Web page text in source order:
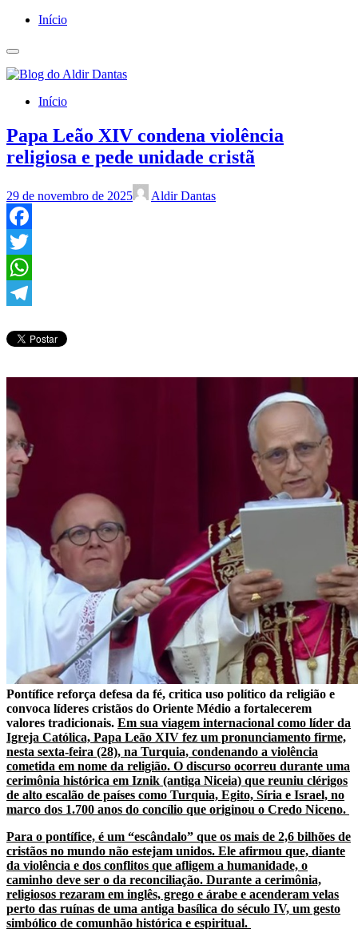
Início
Início
Papa Leão XIV condena violência
religiosa e pede unidade cristã
29 de novembro de 2025 Aldir Dantas
Facebook
Twitter
WhatsApp
Pontífice reforça defesa da fé, critica uso político da religião e
convoca líderes cristãos do Oriente Médio a fortalecerem
valores tradicionais. Em sua viagem internacional como líder da
Igreja Católica, Papa Leão XIV fez um pronunciamento firme,
nesta sexta-feira (28), na Turquia, condenando a violência
cometida em nome da religião. O discurso ocorreu durante uma
cerimônia histórica em Iznik (antiga Niceia) que reuniu clérigos
de alto escalão de países como Turquia, Egito, Síria e Israel, no
marco dos 1.700 anos do concílio que originou o Credo Niceno.
Para o pontífice, é um “escândalo” que os mais de 2,6 bilhões de
cristãos no mundo não estejam unidos. Ele afirmou que, diante
da violência e dos conflitos que afligem a humanidade, o
caminho deve ser o da reconciliação. Durante a cerimônia,
religiosos rezaram em inglês, grego e árabe e acenderam velas
perto das ruínas de uma antiga basílica do século IV, um gesto
simbólico de comunhão histórica e espiritual.